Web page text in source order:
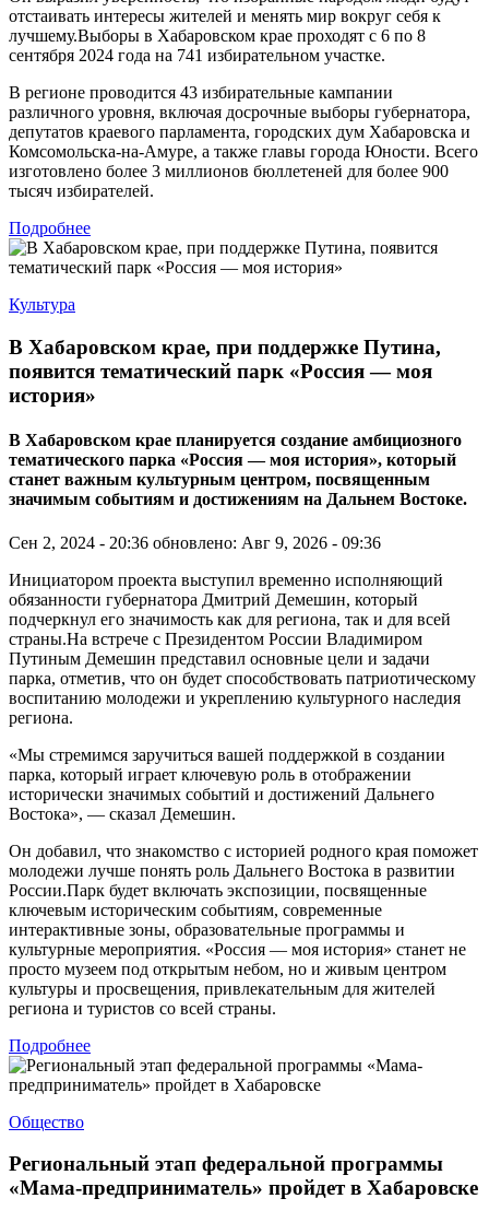
отстаивать интересы жителей и менять мир вокруг себя к
лучшему.Выборы в Хабаровском крае проходят с 6 по 8
сентября 2024 года на 741 избирательном участке.
В регионе проводится 43 избирательные кампании
различного уровня, включая досрочные выборы губернатора,
депутатов краевого парламента, городских дум Хабаровска и
Комсомольска-на-Амуре, а также главы города Юности. Всего
изготовлено более 3 миллионов бюллетеней для более 900
тысяч избирателей.
Подробнее
Культура
В Хабаровском крае, при поддержке Путина,
появится тематический парк «Россия — моя
история»
В Хабаровском крае планируется создание амбициозного
тематического парка «Россия — моя история», который
станет важным культурным центром, посвященным
значимым событиям и достижениям на Дальнем Востоке.
Сен 2, 2024 - 20:36 обновлено: Авг 9, 2026 - 09:36
Инициатором проекта выступил временно исполняющий
обязанности губернатора Дмитрий Демешин, который
подчеркнул его значимость как для региона, так и для всей
страны.На встрече с Президентом России Владимиром
Путиным Демешин представил основные цели и задачи
парка, отметив, что он будет способствовать патриотическому
воспитанию молодежи и укреплению культурного наследия
региона.
«Мы стремимся заручиться вашей поддержкой в создании
парка, который играет ключевую роль в отображении
исторически значимых событий и достижений Дальнего
Востока», — сказал Демешин.
Он добавил, что знакомство с историей родного края поможет
молодежи лучше понять роль Дальнего Востока в развитии
России.Парк будет включать экспозиции, посвященные
ключевым историческим событиям, современные
интерактивные зоны, образовательные программы и
культурные мероприятия. «Россия — моя история» станет не
просто музеем под открытым небом, но и живым центром
культуры и просвещения, привлекательным для жителей
региона и туристов со всей страны.
Подробнее
Общество
Региональный этап федеральной программы
«Мама-предприниматель» пройдет в Хабаровске